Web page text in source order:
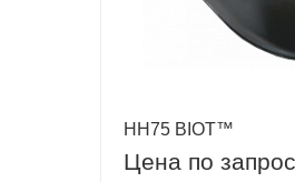
НН75 BIOT™
Цена по